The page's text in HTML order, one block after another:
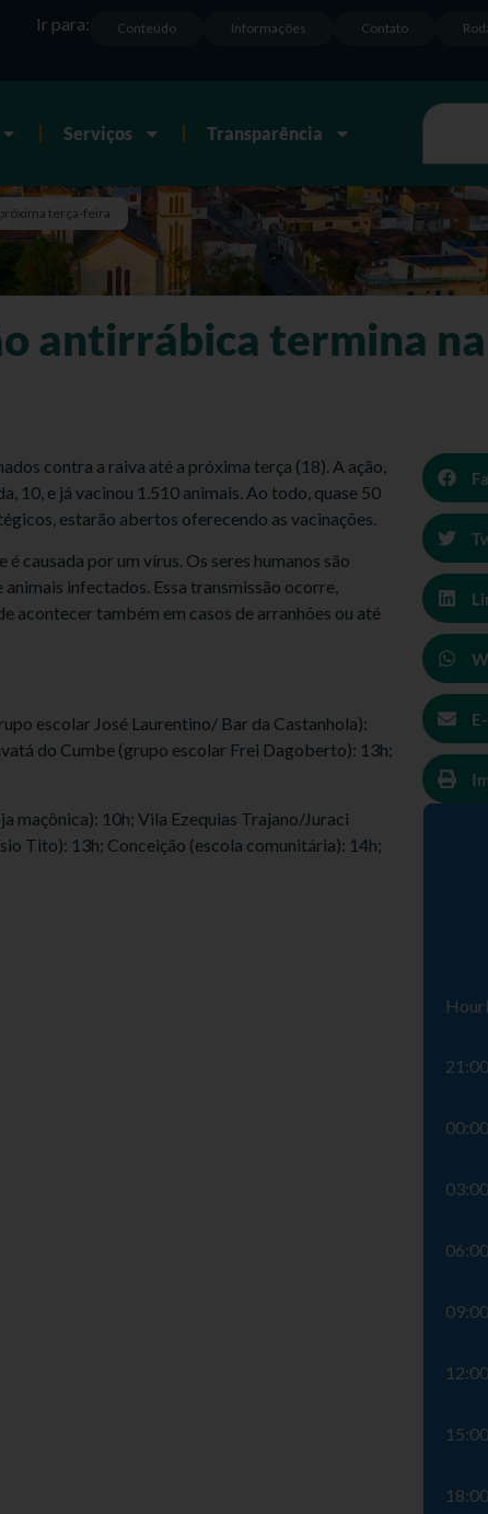
Contato
Informações
Conteúdo
Ir para:
Serviços Transparência
terça-feira
antirrábica termina
contra a raiva até a próxima terça (18). A ação,
10, e já vacinou 1.510 animais. Ao todo, quase 50
estarão abertos oferecendo as vacinações.
causada por um vírus. Os seres humanos são
infectados. Essa transmissão ocorre,
acontecer também em casos de arranhões ou até
escolar José Laurentino/ Bar da Castanhola):
do Cumbe (grupo escolar Frei Dagoberto): 13h;
maçônica): 10h; Vila Ezequias Trajano/Juraci
Tito): 13h; Conceição (escola comunitária): 14h;
21:00
00:00
03:00
06:00
09:00
12:00
15:00
18:00